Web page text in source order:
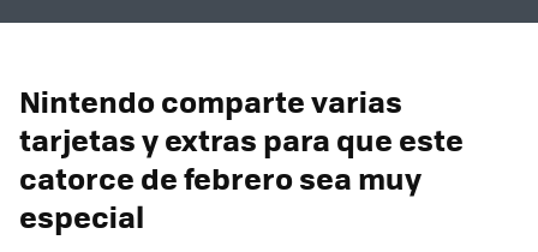
Nintendo comparte varias
tarjetas y extras para que este
catorce de febrero sea muy
especial